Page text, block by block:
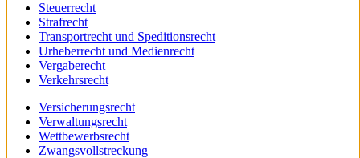
Steuerrecht
Strafrecht
Transportrecht und Speditionsrecht
Urheberrecht und Medienrecht
Vergaberecht
Verkehrsrecht
Versicherungsrecht
Verwaltungsrecht
Wettbewerbsrecht
Zwangsvollstreckung